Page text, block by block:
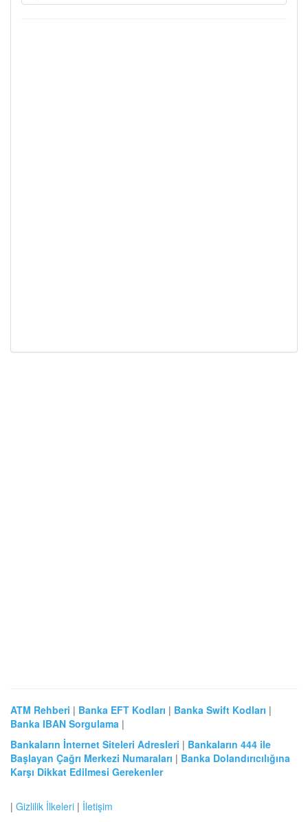
ATM Rehberi | Banka EFT Kodları | Banka Swift Kodları |
Banka IBAN Sorgulama |
Bankaların İnternet Siteleri Adresleri | Bankaların 444 ile
Başlayan Çağrı Merkezi Numaraları | Banka Dolandırıcılığına
Karşı Dikkat Edilmesi Gerekenler
| Gizlilik İlkeleri | İletişim